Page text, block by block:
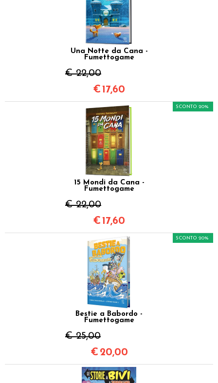
Una Notte da Cana -
Fumettogame
€ 22,00
€ 17,60
15 Mondi da Cana -
Fumettogame
€ 22,00
SCONTO 20%
€ 17,60
Bestie a Babordo -
Fumettogame
€ 25,00
SCONTO 20%
€ 20,00